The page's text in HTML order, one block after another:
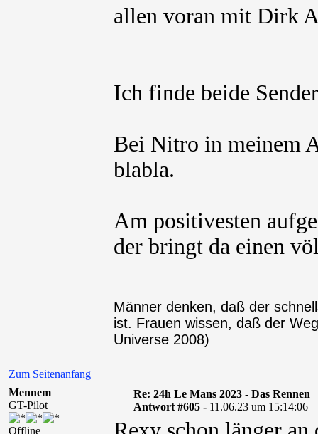
allen voran mit Dirk
Ich finde beide
Bei Nitro in meinem
blabla.
Am positivesten
der bringt da einen
Zum Seitenanfang
Männer denken, daß der
ist. Frauen wissen, daß der
Universe 2008)
Mennem
GT-Pilot
Offline
Re: 24h Le Mans 2023 - Das Rennen
Antwort #605 - 11.06.23 um 15:14:06